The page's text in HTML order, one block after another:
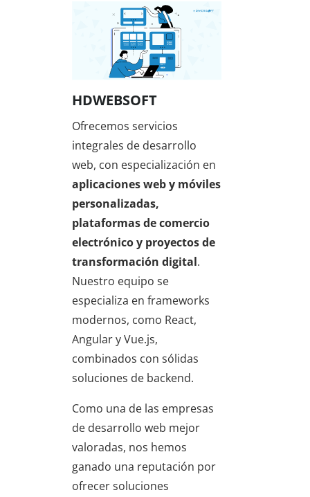
HDWEBSOFT
Ofrecemos servicios
integrales de desarrollo
web, con especialización en
aplicaciones web y móviles
personalizadas,
plataformas de comercio
electrónico y proyectos de
transformación digital.
Nuestro equipo se
especializa en frameworks
modernos, como React,
Angular y Vue.js,
combinados con sólidas
soluciones de backend.
Como una de las empresas
de desarrollo web mejor
valoradas, nos hemos
ganado una reputación por
ofrecer soluciones